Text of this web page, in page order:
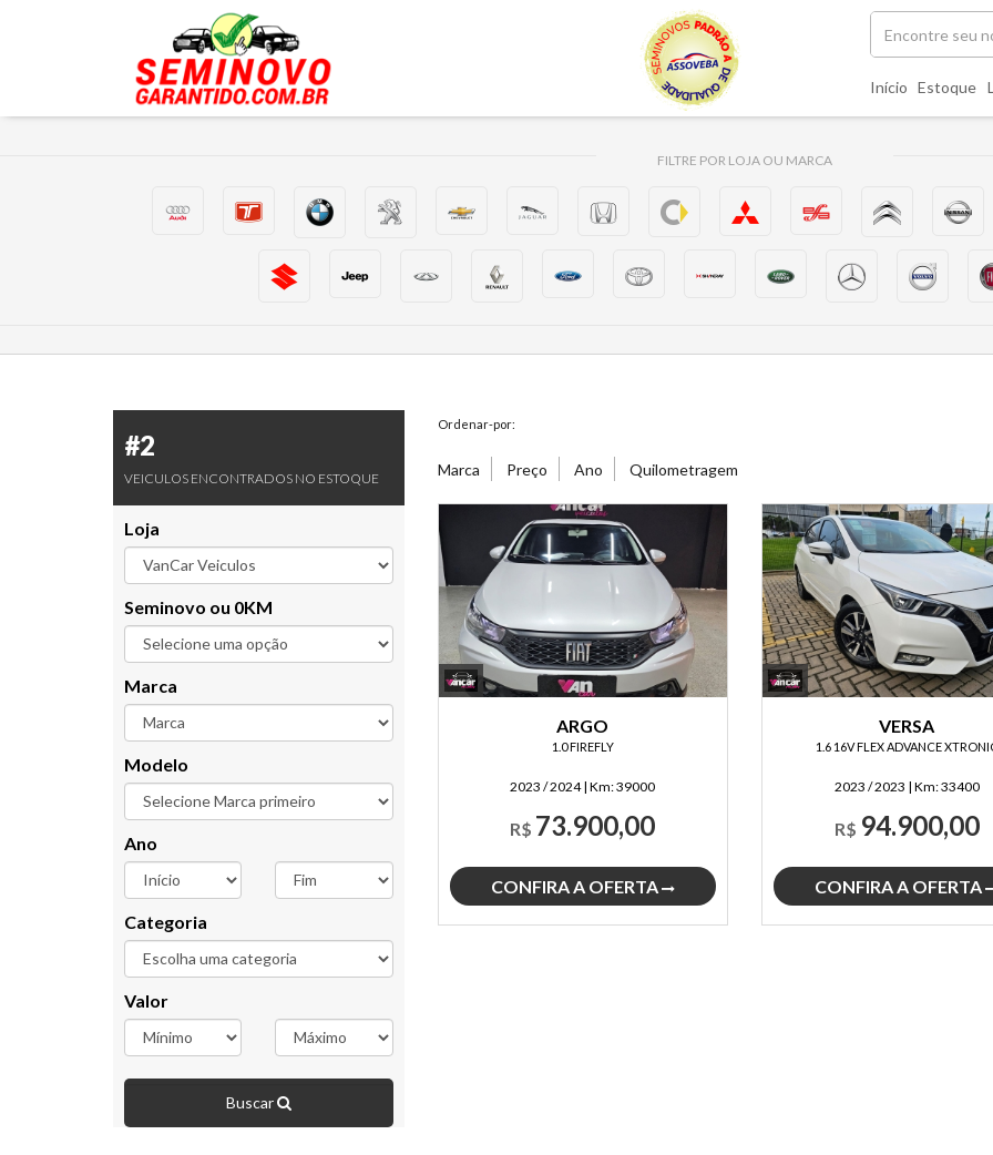
Início Estoque
FILTRE POR LOJA OU MARCA
#2
VEICULOS ENCONTRADOS NO ESTOQUE
Loja
Seminovo ou 0KM
Marca
Modelo
Ano
Categoria
Valor
Buscar
Ordenar-por:
Marca Preço Ano Quilometragem
ARGO
1.0 FIREFLY
2023 / 2024|Km:39000
R$ 73.900,00
CONFIRA A OFERTA
VERSA
1.6 16V FLEX ADVANCE
2023 / 2023 | Km:33400
R$ 94.900,00
CONFIRA A OFERTA